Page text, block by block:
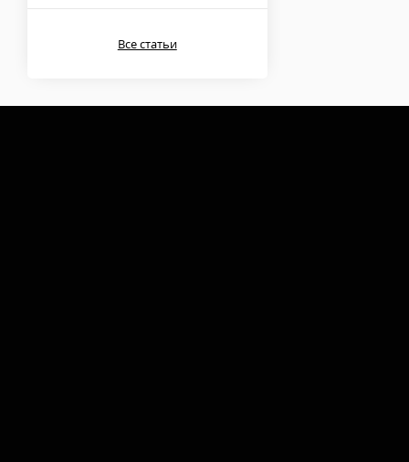
Все статьи